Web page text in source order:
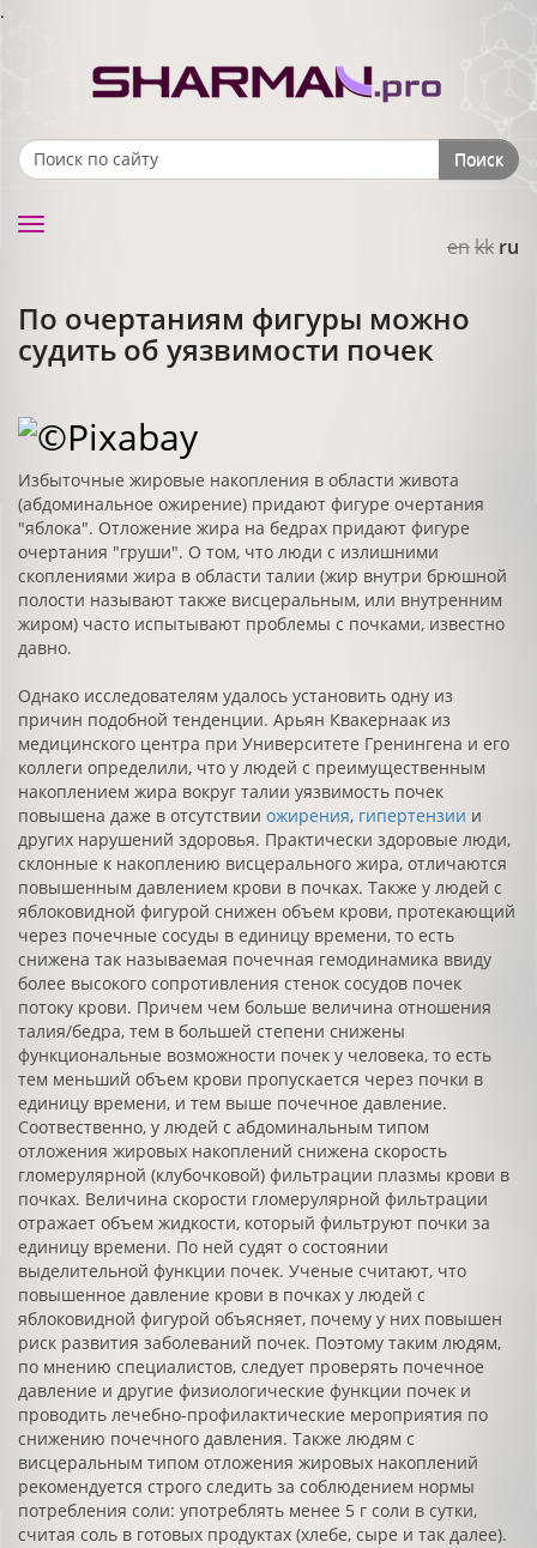
.
Search form Поиск
enkk ru
Toggle
По очертаниям фигуры можно
судить об уязвимости почек
Избыточные жировые накопления в области живота
(абдоминальное ожирение) придают фигуре очертания
"яблока". Отложение жира на бедрах придают фигуре
очертания "груши". О том, что люди с излишними
скоплениями жира в области талии (жир внутри брюшной
полости называют также висцеральным, или внутренним
жиром) часто испытывают проблемы с почками, известно
давно.
Однако исследователям удалось установить одну из
причин подобной тенденции. Арьян Квакернаак из
медицинского центра при Университете Гренингена и его
коллеги определили, что у людей с преимущественным
накоплением жира вокруг талии уязвимость почек
повышена даже в отсутствии ожирения, гипертензии и
других нарушений здоровья. Практически здоровые люди,
склонные к накоплению висцерального жира, отличаются
повышенным давлением крови в почках. Также у людей с
яблоковидной фигурой снижен объем крови, протекающий
через почечные сосуды в единицу времени, то есть
снижена так называемая почечная гемодинамика ввиду
более высокого сопротивления стенок сосудов почек
потоку крови. Причем чем больше величина отношения
талия/бедра, тем в большей степени снижены
функциональные возможности почек у человека, то есть
тем меньший объем крови пропускается через почки в
единицу времени, и тем выше почечное давление.
Соотвественно, у людей с абдоминальным типом
отложения жировых накоплений снижена скорость
гломерулярной (клубочковой) фильтрации плазмы крови в
почках. Величина скорости гломерулярной фильтрации
отражает объем жидкости, который фильтруют почки за
единицу времени. По ней судят о состоянии
выделительной функции почек. Ученые считают, что
повышенное давление крови в почках у людей с
яблоковидной фигурой объясняет, почему у них повышен
риск развития заболеваний почек. Поэтому таким людям,
по мнению специалистов, следует проверять почечное
давление и другие физиологические функции почек и
проводить лечебно-профилактические мероприятия по
снижению почечного давления. Также людям с
висцеральным типом отложения жировых накоплений
рекомендуется строго следить за соблюдением нормы
потребления соли: употреблять менее 5 г соли в сутки,
считая соль в готовых продуктах (хлебе, сыре и так далее).